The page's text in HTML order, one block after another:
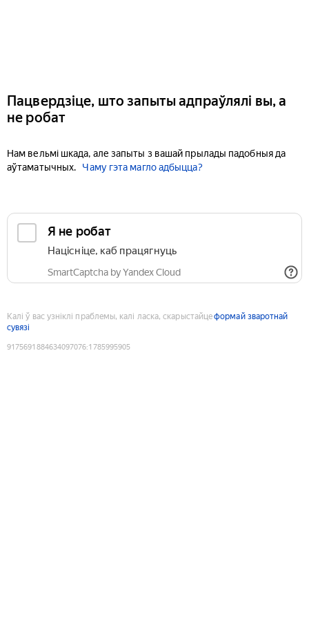
Пацвердзіце, што запыты адпраўлялі вы, а
не робат
Нам вельмі шкада, але запыты з вашай прылады падобныя да
аўтаматычных.
Чаму гэта магло адбыцца?
Я не робат
Націсніце, каб працягнуць
SmartCaptcha by Yandex Cloud
Калі ў вас узніклі праблемы, калі ласка, скарыстайцеформай зваротнай
сувязі
9175691884634097076:1785995905